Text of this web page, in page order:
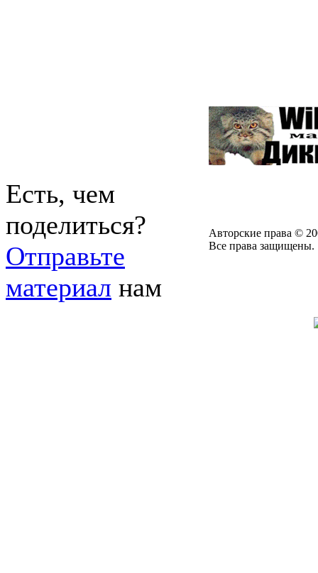
Есть, чем
поделиться?
Отправьте
материал нам
Авторские права ©
Все права защищены.